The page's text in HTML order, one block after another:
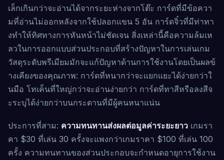
เล็กเกินกว่าจะอ่านได้จากระยะห่างจากโต๊ะ การ์ดที่มีข้อควา
มที่อ่านไม่ออกหลังจากใช้ปลอกแขน 5 อัน การ์ดจิ๋วที่มีท่าทา
งทำให้ทิศทางการหันหน้าไม่ชัดเจน สิ่งเหล่านี้คือความล้มเห
ลวในการออกแบบส่วนประกอบที่สร้างปัญหาในการเล่นเกม
วัสดุระดับพรีเมียมมักจะแก้ปัญหาด้านการใช้งานโดยเป็นผลข้
างเคียงของคุณภาพ: การ์ดที่หนากว่าจะแยกแยะได้ง่ายกว่าใ
นมือ โทเค็นที่ใหญ่กว่าจะอ่านง่ายกว่า การ์ดที่ทาสีหรือลงสีจ
ะระบุได้ง่ายกว่าบนกระดานที่มีผู้คนหนาแน่น
ประการที่สาม: ความทนทานส่งผลต่อมูลค่าระยะยาว เกมรา
คา $30 ที่เล่น 30 ครั้งจะแพงกว่าเกมราคา $100 ที่เล่น 100
ครั้ง ความทนทานของส่วนประกอบจะกำหนดอายุการใช้งาน